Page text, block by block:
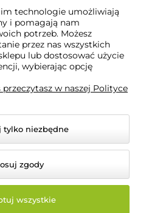
technologie umożliwiają
i pomagają nam
potrzeb. Możesz
przez nas wszystkich
lub dostosować użycie
wybierając opcję
w naszej Polityce
tylko niezbędne
zgody
wszystkie